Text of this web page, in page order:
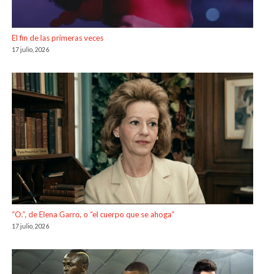
El fin de las primeras veces
17 julio, 2026
“O.”, de Elena Garro, o “el cuerpo que se ahoga”
17 julio, 2026